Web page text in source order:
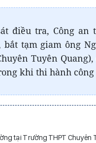
điều tra, Công
tạm giam ông
Tuyên
khi thi hành công
tại Trường THPT Chuyên